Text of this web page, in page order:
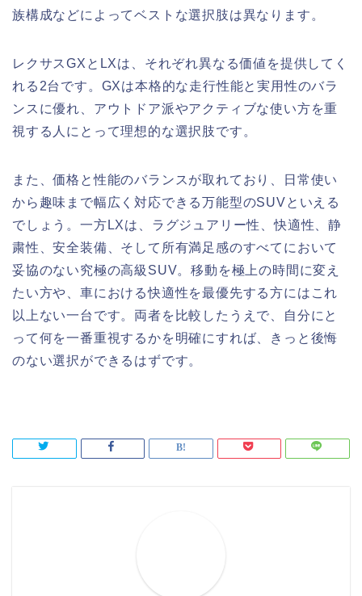
族構成などによってベストな選択肢は異なります。
レクサスGXとLXは、それぞれ異なる価値を提供してく
れる2台です。GXは本格的な走行性能と実用性のバラ
ンスに優れ、アウトドア派やアクティブな使い方を重
視する人にとって理想的な選択肢です。
また、価格と性能のバランスが取れており、日常使い
から趣味まで幅広く対応できる万能型のSUVといえる
でしょう。一方LXは、ラグジュアリー性、快適性、静
粛性、安全装備、そして所有満足感のすべてにおいて
妥協のない究極の高級SUV。移動を極上の時間に変え
たい方や、車における快適性を最優先する方にはこれ
以上ない一台です。両者を比較したうえで、自分にと
って何を一番重視するかを明確にすれば、きっと後悔
のない選択ができるはずです。